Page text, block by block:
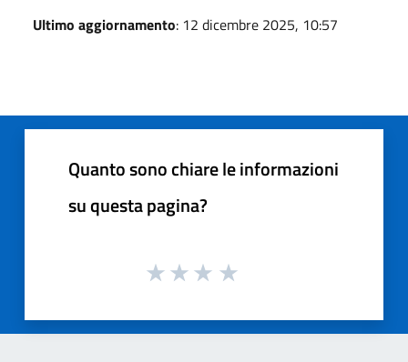
Ultimo aggiornamento: 12 dicembre 2025, 10:57
Quanto sono chiare le informazioni
su questa pagina?